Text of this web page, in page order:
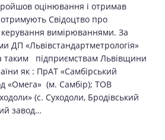
оцінювання і отримав
Свідоцтво про
керування вимірюваннями. За
ДП «Львівстандартметрологія»
таким підприємствам Львівщини
як : ПрАТ «Самбірський
«Омега» (м. Самбір); ТОВ
(с. Суходоли, Бродівський
завод…